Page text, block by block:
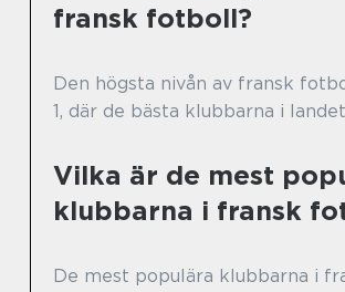
fransk fotboll?
Den högsta nivån av fransk
1, där de bästa klubbarna i
Vilka är de mest
klubbarna i fransk
De mest populära klubbarna i